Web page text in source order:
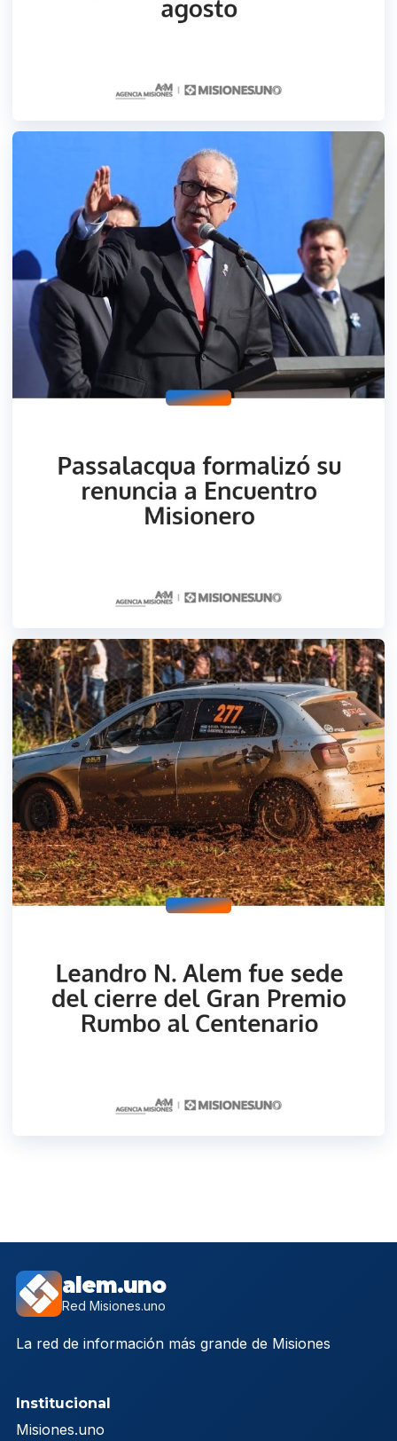
alem.uno
Red Misiones.uno
La red de información más grande de Misiones
Institucional
Misiones.uno